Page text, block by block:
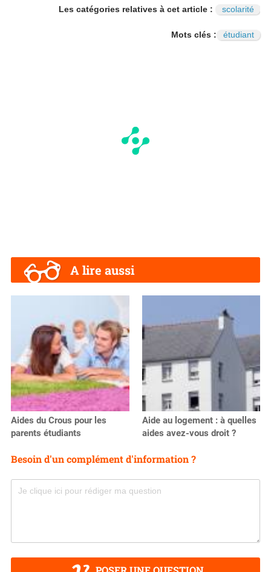
Les catégories relatives à cet article : scolarité
Mots clés : étudiant
A lire aussi
Aides du Crous pour les
parents étudiants
Aide au logement : à quelles
aides avez-vous droit ?
Besoin d'un complément d'information ?